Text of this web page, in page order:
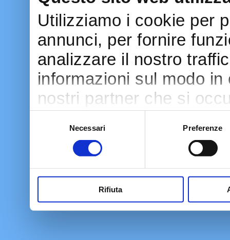
Utilizziamo i cookie per
annunci, per fornire
analizzare il nostro
informazioni sul modo
nostri partner che si
con altre informazioni
raccolto dal tuo utilizzo
Necessari Preferenze
Rifiuta